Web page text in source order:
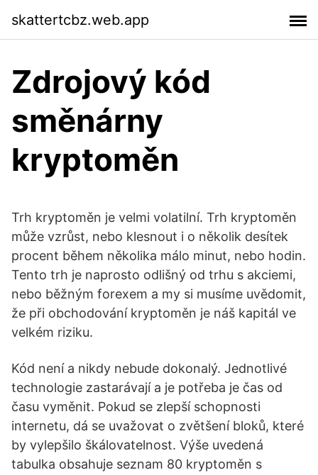
skattertcbz.web.app
Zdrojový kód
směnárny
kryptoměn
Trh kryptoměn je velmi volatilní. Trh kryptoměn
může vzrůst, nebo klesnout i o několik desítek
procent během několika málo minut, nebo hodin.
Tento trh je naprosto odlišný od trhu s akciemi,
nebo běžným forexem a my si musíme uvědomit,
že při obchodování kryptoměn je náš kapitál ve
velkém riziku.
Kód není a nikdy nebude dokonalý. Jednotlivé
technologie zastarávají a je potřeba je čas od
času vyměnit. Pokud se zlepší schopnosti
internetu, dá se uvažovat o zvětšení bloků, které
by vylepšilo škálovatelnost. Výše uvedená
tabulka obsahuje seznam 80 kryptoměn s